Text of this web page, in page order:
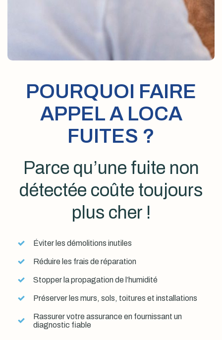
POURQUOI FAIRE
APPEL A LOCA
FUITES ?
Parce qu’une fuite non
détectée coûte toujours
plus cher !
Éviter les démolitions inutiles
Réduire les frais de réparation
Stopper la propagation de l’humidité
Préserver les murs, sols, toitures et installations
Rassurer votre assurance en fournissant un
diagnostic fiable